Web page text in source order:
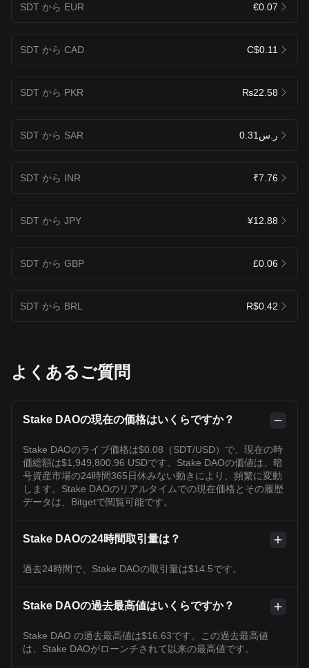
SDT から EUR €0.07
SDT から CAD C$0.11
SDT から PKR ₨22.58
SDT から SAR ر.س0.31
SDT から INR ₹7.76
SDT から JPY ¥12.88
SDT から GBP £0.06
SDT から BRL R$0.42
よくあるご質問
Stake DAOの現在の価格はいくらですか？
Stake DAOのライブ価格は$0.08（SDT/USD）で、現在の時
価総額は$1,949,800.96 USDです。Stake DAOの価値は、暗
号資産市場の24時間365日休みない動きにより、頻繁に変動
します。Stake DAOのリアルタイムでの現在価格とその履歴
データは、Bitgetで閲覧可能です。
Stake DAOの24時間取引量は？
過去24時間で、Stake DAOの取引量は$14.5です。
Stake DAOの過去最高値はいくらですか？
Stake DAO の過去最高値は$16.63です。この過去最高値
は、Stake DAOがローンチされて以来の最高値です。